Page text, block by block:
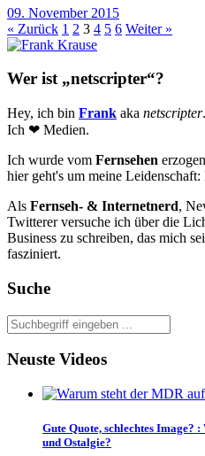
09. November 2015
« Zurück 1 2 3 4 5 6 Weiter »
Wer ist „netscripter“?
Hey, ich bin Frank aka netscripter.
Ich ❤ Medien.
Ich wurde vom Fernsehen
hier geht's um meine
Als Fernseh- & Internetnerd,
Twitterer versuche ich über die
Business zu schreiben, das mich
fasziniert.
Suche
Neuste Videos
Gute Quote, schlechtes Image? :
und Ostalgie?